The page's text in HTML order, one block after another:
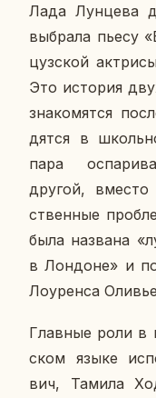
Лада Лун­це­ва
вы­бра­ла пьесу
цуз­ской
Это ис­то­рия
зна­ко­мят­ся
дят­ся в
пара
другой,
ствен­ные
была на­зва­на
в Лон­доне» и
Ло­урен­са
Глав­ные роли в
ском языке
вич, Тамила